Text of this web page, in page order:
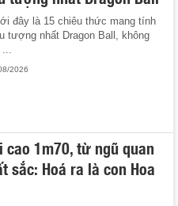
đây là 15 chiêu thức mang tính
tượng nhất Dragon Ball, không
...
2026
1m70, từ ngũ quan
sắc: Hoá ra là con Hoa